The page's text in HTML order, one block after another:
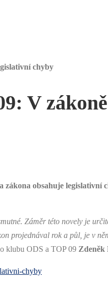
chyby
V
obsahuje legislativní
Záměr této novely je
projednával rok a půl, je v
klubu ODS a TOP 09 Zdeněk
chyby